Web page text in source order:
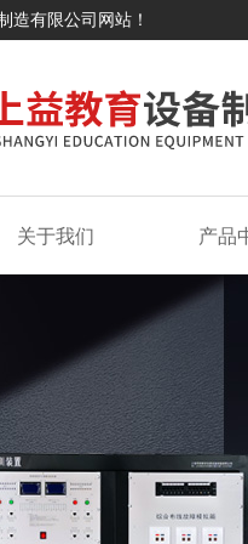
造有限公司网站！
关于我们 产品